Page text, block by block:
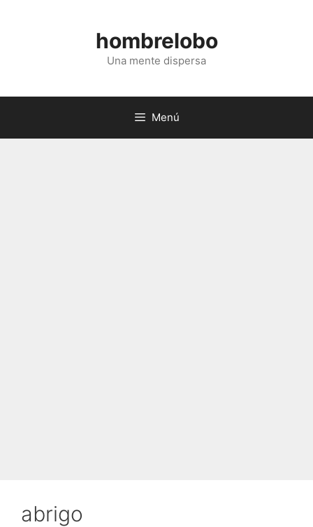
hombrelobo
Una mente dispersa
Menú
abrigo